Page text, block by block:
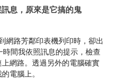
息，原來是它搞的鬼
網路芳鄰印表機列印時，卻出
間我依照訊息的提示，檢查
網路。透過另外的電腦確實
電腦上。